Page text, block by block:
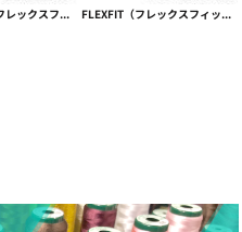
FLEXFIT 110（フレックスフィット 110） COOL & DRY VISOR 【本体価格(税抜)￥3,390】 FLEXFIT（フレックスフィット） FLEXFIT VEIL CAMO CAP ベールカモフレックス【本体価格(税抜)￥3,990】